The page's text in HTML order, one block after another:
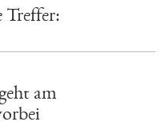
Treffer:
am